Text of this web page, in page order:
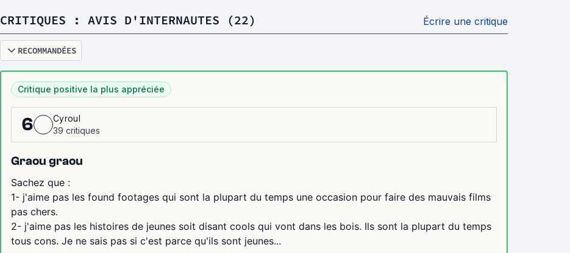
CRITIQUES : AVIS D'INTERNAUTES (22) Écrire une critique
RECOMMANDÉES
Critique positive la plus appréciée
6
Cyroul
39 critiques
Graou graou
Sachez que :
1- j'aime pas les found footages qui sont la plupart du temps une occasion pour faire des mauvais films
pas chers.
2- j'aime pas les histoires de jeunes soit disant cools qui vont dans les bois. Ils sont la plupart du temps
tous cons. Je ne sais pas si c'est parce qu'ils sont jeunes...